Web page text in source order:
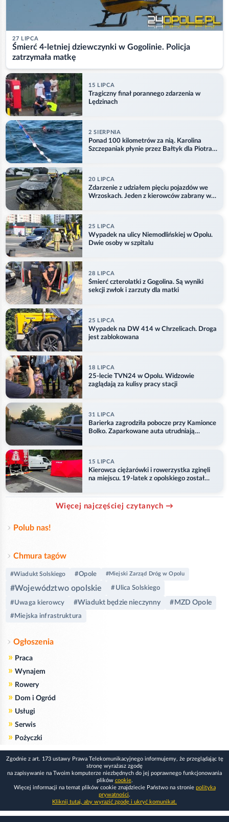
27 LIPCA
Śmierć 4-letniej dziewczynki w Gogolinie. Policja
zatrzymała matkę
15 LIPCA
Tragiczny finał porannego zdarzenia w
Lędzinach
2 SIERPNIA
Ponad 100 kilometrów za nią. Karolina
Szczepaniak płynie przez Bałtyk dla Piotra.
20 LIPCA
Zdarzenie z udziałem pięciu pojazdów we
Wrzoskach. Jeden z kierowców zabrany w
25 LIPCA
Wypadek na ulicy Niemodlińskiej w Opolu.
Dwie osoby w szpitalu
28 LIPCA
Śmierć czterolatki z Gogolina. Są wyniki
sekcji zwłok i zarzuty dla matki
25 LIPCA
Wypadek na DW 414 w Chrzelicach. Droga
jest zablokowana
18 LIPCA
25-lecie TVN24 w Opolu. Widzowie
zaglądają za kulisy pracy stacji
31 LIPCA
Barierka zagrodziła pobocze przy Kamionce
Bolko. Zaparkowane auta utrudniają
15 LIPCA
Kierowca ciężarówki i rowerzystka zginęli
na miejscu. 19-latek z opolskiego został
Więcej najczęściej czytanych →
Polub nas!
Chmura tagów
#Wiadukt Solskiego #Opole #Miejski Zarząd Dróg w Opolu
#Województwo opolskie #Ulica Solskiego
#Uwaga kierowcy #Wiadukt będzie nieczynny #MZD Opole
#Miejska infrastruktura
Ogłoszenia
» Praca
» Wynajem
» Rowery
» Dom i Ogród
» Usługi
» Serwis
» Pożyczki
Zgodnie z art. 173 ustawy Prawa Telekomunikacyjnego informujemy, że przeglądając tę
stronę wyrażasz zgodę
na zapisywanie na Twoim komputerze niezbędnych do jej poprawnego funkcjonowania
plików cookie.
Więcej informacji na temat plików cookie znajdziecie Państwo na stronie polityka
prywatności.
Kliknij tutaj, aby wyrazić zgodę i ukryć komunikat.